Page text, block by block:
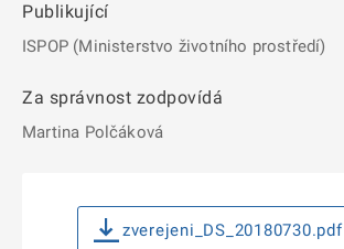
Publikující
ISPOP (Ministerstvo životního prostředí)
Za správnost zodpovídá
Martina Polčáková
zverejeni_DS_20180730.pdf